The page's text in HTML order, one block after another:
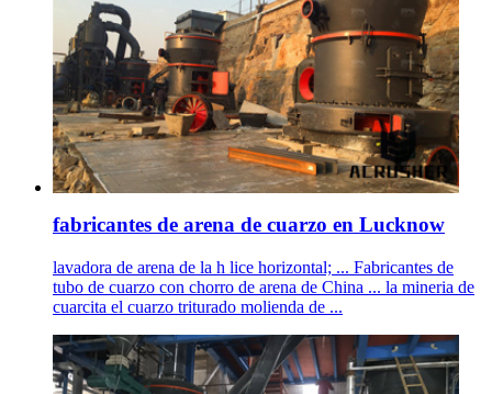
fabricantes de arena de cuarzo en Lucknow
lavadora de arena de la h lice horizontal; ... Fabricantes de
tubo de cuarzo con chorro de arena de China ... la mineria de
cuarcita el cuarzo triturado molienda de ...